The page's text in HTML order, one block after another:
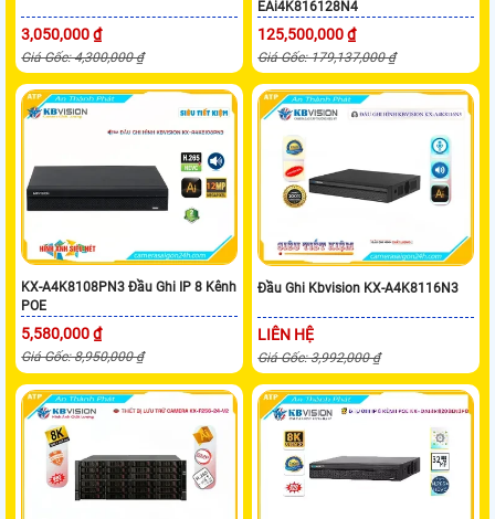
3,050,000 ₫
Giá Gốc: 4,300,000 ₫
EAi4K816128N4
125,500,000 ₫
Giá Gốc: 179,137,000 ₫
KX-A4K8108PN3 Đầu Ghi IP 8 Kênh
POE
5,580,000 ₫
Giá Gốc: 8,950,000 ₫
Đầu Ghi Kbvision KX-A4K8116N3
LIÊN HỆ
Giá Gốc: 3,992,000 ₫